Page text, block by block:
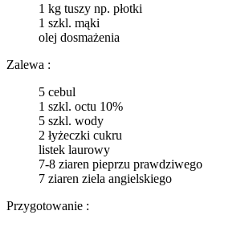
1 kg tuszy np. płotki
1 szkl. mąki
olej dosmażenia
Zalewa :
5 cebul
1 szkl. octu 10%
5 szkl. wody
2 łyżeczki cukru
listek laurowy
7-8 ziaren pieprzu prawdziwego
7 ziaren ziela angielskiego
Przygotowanie :